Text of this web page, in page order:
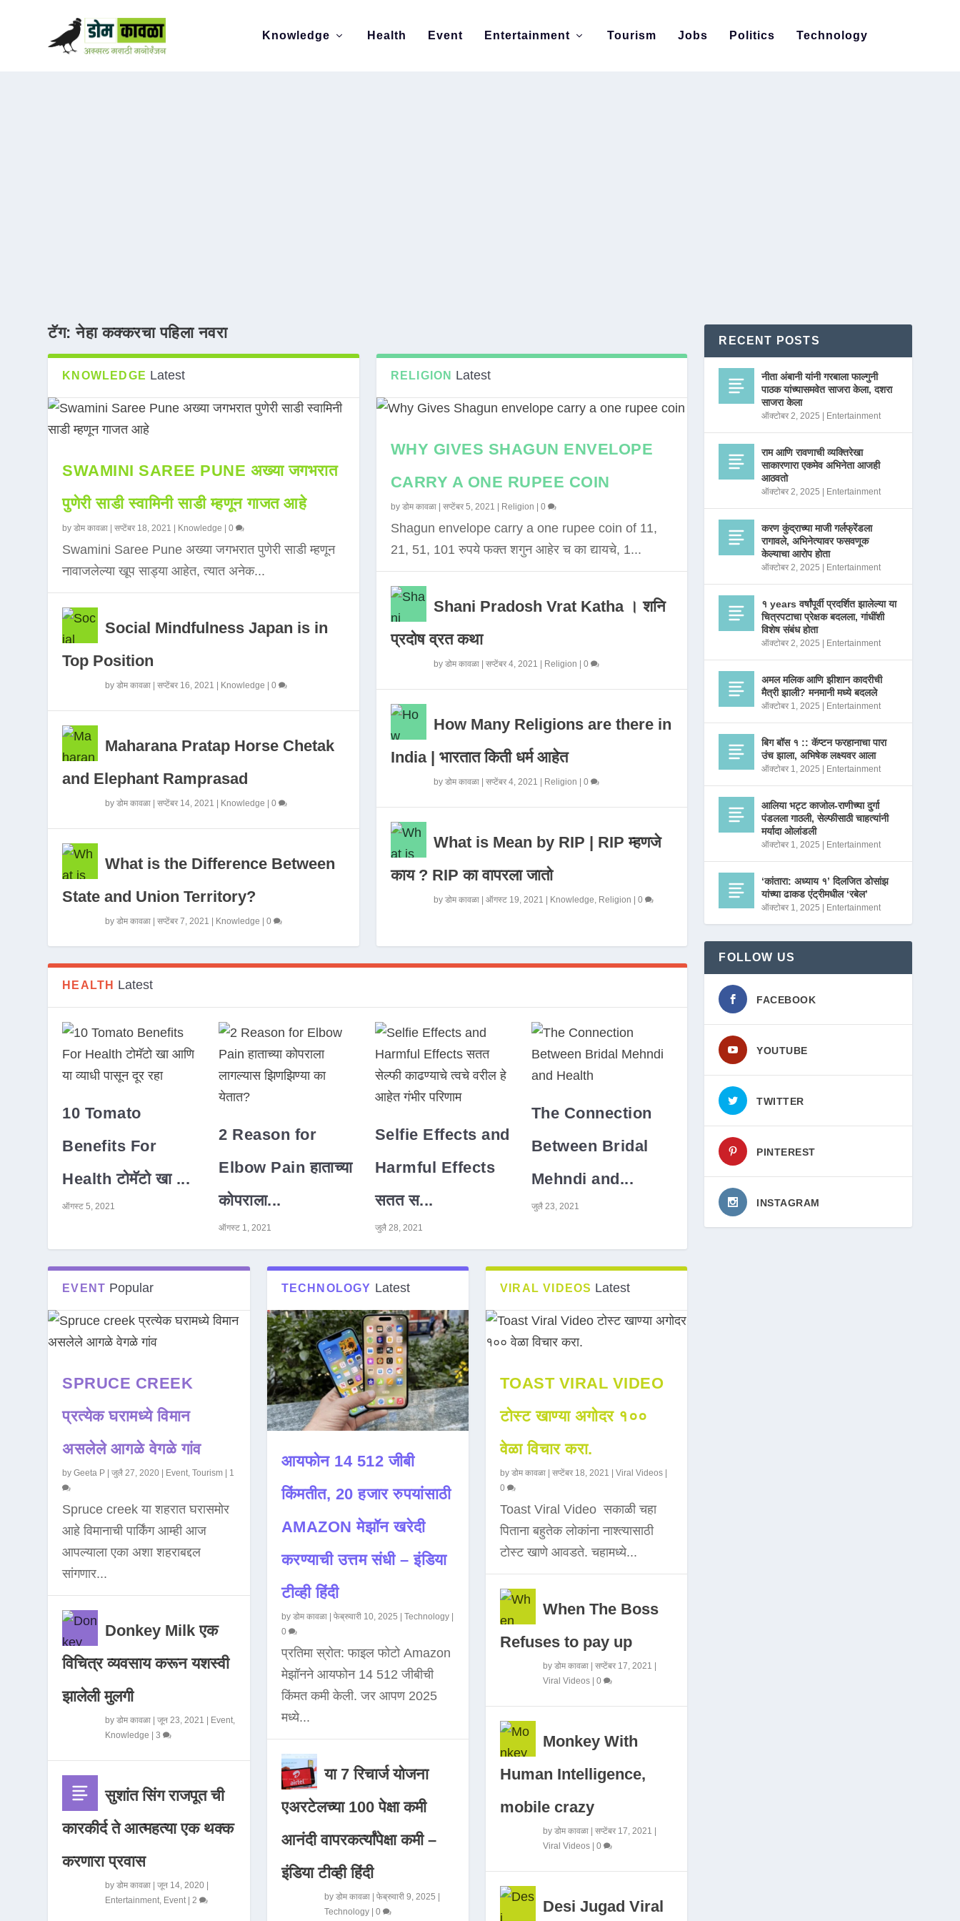
Knowledge Health Event Entertainment Tourism Jobs Politics Technology
टॅग:नेहा कक्करचा पहिला नवरा
KNOWLEDGE Latest
SWAMINI SAREE PUNE अख्या जगभरात
पुणेरी साडी स्वामिनी साडी म्हणून गाजत आहे
byडोम कावळा |सप्टेंबर 18, 2021 Knowledge |0
Swamini Saree Pune अख्या जगभरात पुणेरी साडी म्हणून
नावाजलेल्या खूप साड्या आहेत, त्यात अनेक...
Social Mindfulness Japan is in
Top Position
byडोम कावळा |सप्टेंबर 16, 2021 Knowledge |0
Maharana Pratap Horse Chetak
and Elephant Ramprasad
byडोम कावळा |सप्टेंबर 14, 2021 Knowledge |0
What is the Difference Between
State and Union Territory?
byडोम कावळा |सप्टेंबर 7, 2021 Knowledge |0
RELIGION Latest
WHY GIVES SHAGUN ENVELOPE
CARRY A ONE RUPEE COIN
by डोम कावळा| सप्टेंबर 5, 2021 Religion 0
Shagun envelope carry a one rupee coin of 11,
21, 51, 101 रुपये फक्त शगुन आहेर च का द्यायचे, 1...
Shani Pradosh Vrat Katha । शनि
प्रदोष व्रत कथा
by डोम कावळा| सप्टेंबर 4, 2021 Religion 0
How Many Religions are there in
India | भारतात किती धर्म आहेत
by डोम कावळा| सप्टेंबर 4, 2021 Religion 0
What is Mean by RIP | RIP म्हणजे
काय ? RIP का वापरला जातो
by डोम कावळा| ऑगस्ट 19, 2021 Knowledge, Religion 0
HEALTH Latest
10 Tomato
Benefits For
Health टोमॅटो खा ...
ऑगस्ट 5, 2021
2 Reason for
Elbow Pain हाताच्या
कोपराला...
ऑगस्ट 1, 2021
Selfie Effects and
Harmful Effects
सतत स...
जुलै 28, 2021
The Connection
Between Bridal
Mehndi and...
जुलै 23, 2021
EVENT Popular
SPRUCE CREEK
प्रत्येक घरामध्ये विमान
असलेले आगळे वेगळे गांव
byGeeta P |जुलै 27, 2020 | Event ,Tourism | 1
Spruce creek या शहरात घरासमोर
आहे विमानाची पार्किंग आम्ही आज
आपल्याला एका अशा शहराबद्दल
सांगणार...
Donkey Milk एक
विचित्र व्यवसाय करून यशस्वी
झालेली मुलगी
byडोम कावळा |जून 23, 2021 | Event
Knowledge |3
सुशांत सिंग राजपूत ची
कारकीर्द ते आत्महत्या एक थक्क
करणारा प्रवास
byडोम कावळा |जून 14, 2020 |
Entertainment Event | 2
TECHNOLOGY Latest
आयफोन 14 512 जीबी
किंमतीत, 20 हजार रुपयांसाठी
AMAZON मेझॉन खरेदी
करण्याची उत्तम संधी – इंडिया
टीव्ही हिंदी
by डोम कावळा| फेब्रुवारी 10, 2025 Technology|
0
प्रतिमा स्रोत: फाइल फोटो Amazon
मेझॉनने आयफोन 14 512 जीबीची
किंमत कमी केली. जर आपण 2025
मध्ये...
या 7 रिचार्ज योजना
एअरटेलच्या 100 पेक्षा कमी
आनंदी वापरकर्त्यांपेक्षा कमी –
इंडिया टीव्ही हिंदी
by डोम कावळा| फेब्रुवारी 9, 2025
Technology| 0
VIRAL VIDEOS Latest
TOAST VIRAL VIDEO
टोस्ट खाण्या अगोदर १००
वेळा विचार करा.
by डोम कावळा| सप्टेंबर 18, 2021 | Viral Videos|
0
Toast Viral Video सकाळी चहा
पिताना बहुतेक लोकांना नाश्त्यासाठी
टोस्ट खाणे आवडते. चहामध्ये...
When The Boss
Refuses to pay up
by डोम कावळा| सप्टेंबर 17, 2021 |
Viral Videos| 0
Monkey With
Human Intelligence,
mobile crazy
by डोम कावळा| सप्टेंबर 17, 2021 |
Viral Videos| 0
Desi Jugad Viral
RECENT POSTS
नीता अंबानी यांनी गरबाला फाल्गुनी
पाठक यांच्यासमवेत साजरा केला, दशरा
साजरा केला
ऑक्टोबर 2, 2025 Entertainment
राम आणि रावणाची व्यक्तिरेखा
साकारणारा एकमेव अभिनेता आजही
आठवतो
ऑक्टोबर 2, 2025 Entertainment
करण कुंद्राच्या माजी गर्लफ्रेंडला
रागावले, अभिनेत्यावर फसवणूक
केल्याचा आरोप होता
ऑक्टोबर 2, 2025 Entertainment
१ years वर्षांपूर्वी प्रदर्शित झालेल्या या
चित्रपटाचा प्रेक्षक बदलला, गांधींशी
विशेष संबंध होता
ऑक्टोबर 2, 2025 Entertainment
अमल मलिक आणि झीशान कादरीची
मैत्री झाली? मनमानी मध्ये बदलले
ऑक्टोबर 1, 2025 Entertainment
बिग बॉस १ :: कॅप्टन फरहानाचा पारा
उंच झाला, अभिषेक लक्ष्यवर आला
ऑक्टोबर 1, 2025 Entertainment
आलिया भट्ट काजोल-राणीच्या दुर्गा
पंडलला गाठली, सेल्फीसाठी चाहत्यांनी
मर्यादा ओलांडली
ऑक्टोबर 1, 2025 Entertainment
‘कांतारा: अध्याय १’ दिलजित डोसांझ
यांच्या ढाकड एंट्रीमधील ‘रबेल’
ऑक्टोबर 1, 2025 Entertainment
FOLLOW US
FACEBOOK
YOUTUBE
TWITTER
PINTEREST
INSTAGRAM